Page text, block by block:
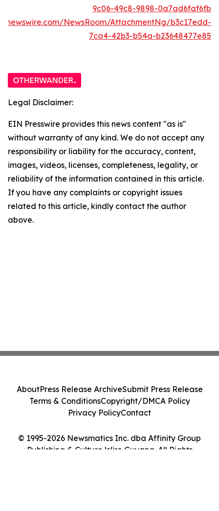
9c06-49c8-9898-0a7ad6faf6fb
NewsRoom/AttachmentNg/b3c17edd-
7ca4-42b3-b54a-b23648477e85
Legal Disclaimer:
EIN Presswire provides this news content "as is"
without warranty of any kind. We do not accept any
responsibility or liability for the accuracy, content,
images, videos, licenses, completeness, legality, or
reliability of the information contained in this article.
If you have any complaints or copyright issues
related to this article, kindly contact the author
above.
© 1995-2026 Newsmatics Inc. dba Affinity Group
Publishing & Culture Wire Guyana. All Rights
AboutPress Release ArchiveSubmit Press Release
Terms & ConditionsCopyright/DMCA Policy
Privacy PolicyContact